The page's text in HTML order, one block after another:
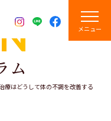
メニュー
ム
療はどうして体の不調を改善する